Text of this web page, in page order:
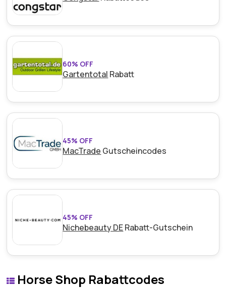
60% OFF
Gartentotal Rabatt
45% OFF
MacTrade Gutscheincodes
45% OFF
Nichebeauty DERabatt-Gutschein
Horse Shop Rabattcodes